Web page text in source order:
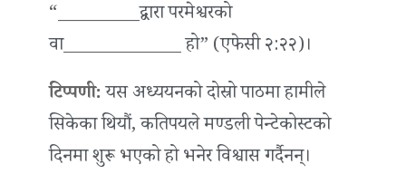
“_________द्वारा परमेश्वरको
वा_____________ हो” (एफेसी २:२२)।
टिप्पणी:यस अध्ययनको दोस्रो पाठमा हामीले
सिकेका थियौं, कतिपयले मण्डली पेन्टेकोस्टको
दिनमा शुरू भएको हो भनेर विश्वास गर्दैनन्।